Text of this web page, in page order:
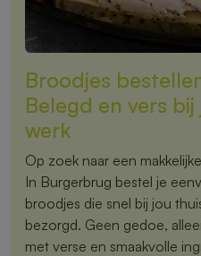
Broodjes
Belegd en vers
werk
Op zoek naar een
In Burgerbrug bestel je
broodjes die snel bij jou
bezorgd. Geen gedoe,
met verse en smaakvolle